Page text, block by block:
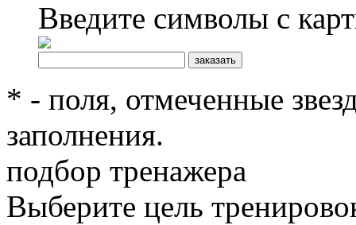
Введите символы с
* - поля, отмеченные
заполнения.
подбор тренажера
Выберите цель